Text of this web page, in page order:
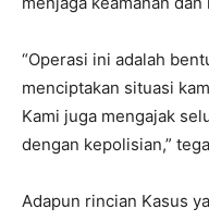
“Operasi ini adalah
menciptakan situasi
Kami juga mengajak
dengan kepolisian,”
Adapun rincian Kasus